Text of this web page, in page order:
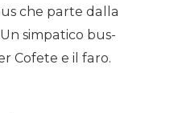
che parte dalla
simpatico bus-
Cofete e il faro.